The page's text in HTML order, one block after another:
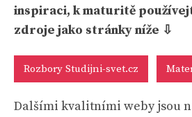
inspiraci, k maturitě
zdroje jako stránky níže ⇩
Rozbory Studijni-svet.cz
Dalšími kvalitními weby jsou